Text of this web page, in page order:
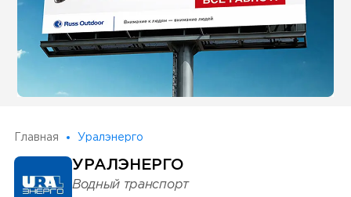
Главная Уралэнерго
УРАЛЭНЕРГО
Водный транспорт